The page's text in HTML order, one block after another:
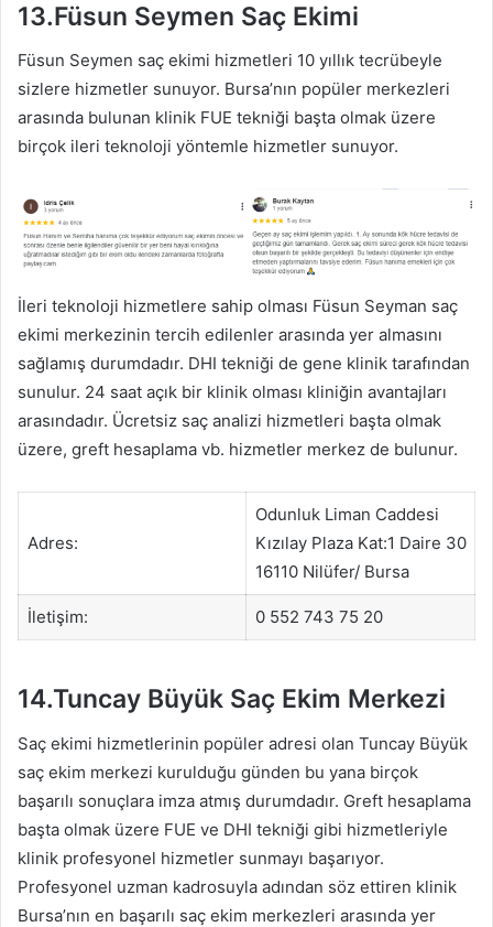
13.Füsun Seymen Saç Ekimi
Füsun Seymen saç ekimi hizmetleri 10 yıllık tecrübeyle
sizlere hizmetler sunuyor. Bursa’nın popüler merkezleri
arasında bulunan klinik FUE tekniği başta olmak üzere
birçok ileri teknoloji yöntemle hizmetler sunuyor.
İleri teknoloji hizmetlere sahip olması Füsun Seyman saç
ekimi merkezinin tercih edilenler arasında yer almasını
sağlamış durumdadır. DHI tekniği de gene klinik tarafından
sunulur. 24 saat açık bir klinik olması kliniğin avantajları
arasındadır. Ücretsiz saç analizi hizmetleri başta olmak
üzere, greft hesaplama vb. hizmetler merkez de bulunur.
Adres:
Odunluk Liman Caddesi
Kızılay Plaza Kat:1 Daire 30
16110 Nilüfer/ Bursa
İletişim: 0 552 743 75 20
14.Tuncay Büyük Saç Ekim Merkezi
Saç ekimi hizmetlerinin popüler adresi olan Tuncay Büyük
saç ekim merkezi kurulduğu günden bu yana birçok
başarılı sonuçlara imza atmış durumdadır. Greft hesaplama
başta olmak üzere FUE ve DHI tekniği gibi hizmetleriyle
klinik profesyonel hizmetler sunmayı başarıyor.
Profesyonel uzman kadrosuyla adından söz ettiren klinik
Bursa’nın en başarılı saç ekim merkezleri arasında yer